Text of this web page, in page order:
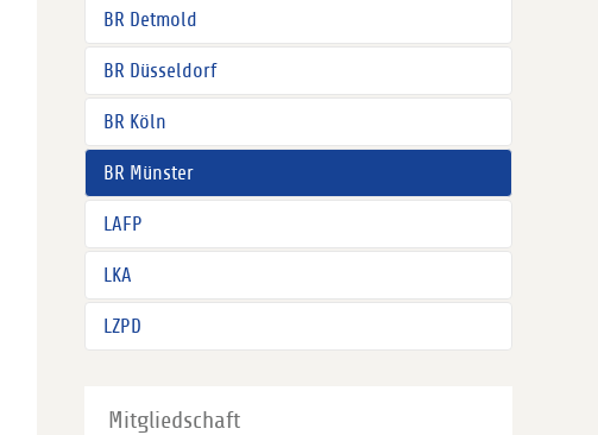
BR Detmold
BR Düsseldorf
BR Köln
BR Münster
LAFP
LKA
LZPD
Mitgliedschaft